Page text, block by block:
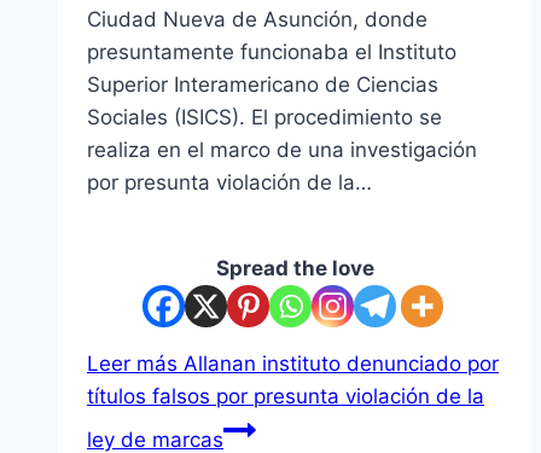
Ciudad Nueva de Asunción, donde
presuntamente funcionaba el Instituto
Superior Interamericano de Ciencias
Sociales (ISICS). El procedimiento se
realiza en el marco de una investigación
por presunta violación de la…
Spread the love
Leer más Allanan instituto denunciado por
títulos falsos por presunta violación de la
ley de marcas